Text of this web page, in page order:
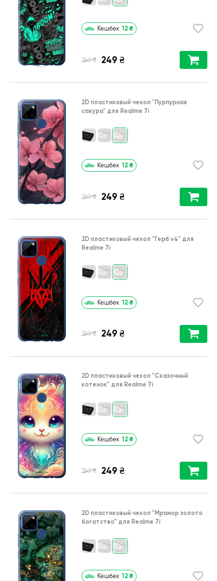
Кешбек 12 ₴
360 ₴ 249 ₴
2D пластиковый чехол "Пурпурная
сакура" для Realme 7i
Кешбек 12 ₴
360 ₴ 249 ₴
2D пластиковый чехол "Герб v4" для
Realme 7i
Кешбек 12 ₴
360 ₴ 249 ₴
2D пластиковый чехол "Сказочный
котенок" для Realme 7i
Кешбек 12 ₴
360 ₴ 249 ₴
2D пластиковый чехол "Мрамор золото
богатство" для Realme 7i
Кешбек 12 ₴